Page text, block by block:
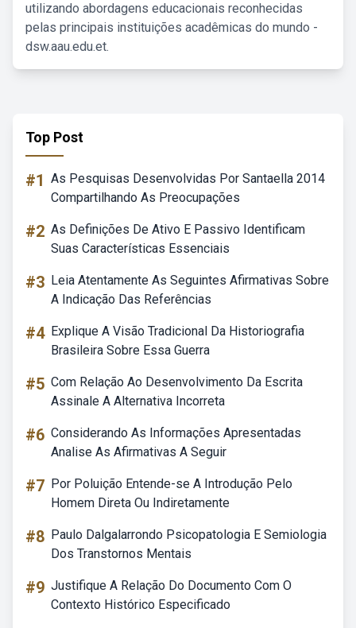
utilizando abordagens educacionais reconhecidas
pelas principais instituições acadêmicas do mundo -
dsw.aau.edu.et.
Top Post
#1 As Pesquisas Desenvolvidas Por Santaella 2014
Compartilhando As Preocupações
#2 As Definições De Ativo E Passivo Identificam
Suas Características Essenciais
#3 Leia Atentamente As Seguintes Afirmativas Sobre
A Indicação Das Referências
#4 Explique A Visão Tradicional Da Historiografia
Brasileira Sobre Essa Guerra
#5 Com Relação Ao Desenvolvimento Da Escrita
Assinale A Alternativa Incorreta
#6 Considerando As Informações Apresentadas
Analise As Afirmativas A Seguir
#7 Por Poluição Entende-se A Introdução Pelo
Homem Direta Ou Indiretamente
#8 Paulo Dalgalarrondo Psicopatologia E Semiologia
Dos Transtornos Mentais
#9 Justifique A Relação Do Documento Com O
Contexto Histórico Especificado